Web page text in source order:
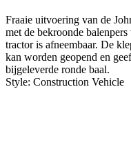
Fraaie uitvoering van de
met de bekroonde
tractor is afneembaar. De
kan worden geopend en
bijgeleverde ronde baal.
Style: Construction Vehicle